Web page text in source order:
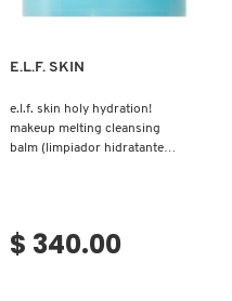
E.L.F. SKIN
e.l.f. skin holy hydration!
makeup melting cleansing
balm (limpiador hidratante
$ 340.00